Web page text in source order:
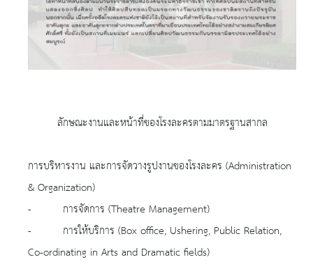
ลักษณะงานและหน้าที่ของโรงละครตามมาตรฐานสากล
การบริหารงาน และการจัดวางรูปงานของโรงละคร (Administration
& Organization)
- การจัดการ (Theatre Management)
- การให้บริการ (Box office, Ushering, Public Relation,
Co-ordinating in Arts and Dramatic fields)